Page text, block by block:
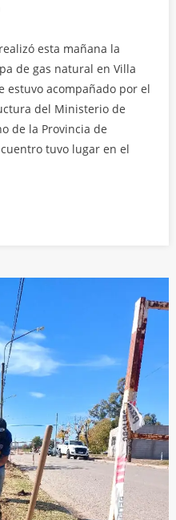
esta mañana la
de gas natural en Villa
estuvo acompañado por el
del Ministerio de
de la Provincia de
tuvo lugar en el